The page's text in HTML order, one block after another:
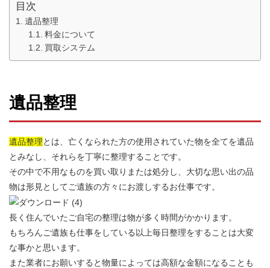
目次
遺品整理
料金について
買取システム
遺品整理
遺品整理とは、亡くなられた方の使用されていた物を全てを遺品
とみなし、それらを丁寧に整理することです。
その中で不用なものを買い取りまたは処分し、大切な思い出の品
物は形見としてご遺族の方々にお渡しするお仕事です。
長く住んでいたご自宅の整理は物が多く時間がかかります。
もちろんご遺族も仕事をしている以上毎日整理をすることは大変
な事かと思います。
また業者にお願いすると物量によっては高額な金額になることも